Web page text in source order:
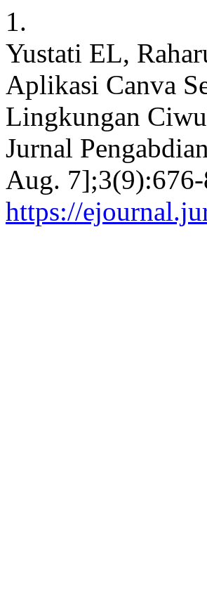
1.
Yustati EL,
Aplikasi Canva
Lingkungan
Jurnal
Aug.
https://